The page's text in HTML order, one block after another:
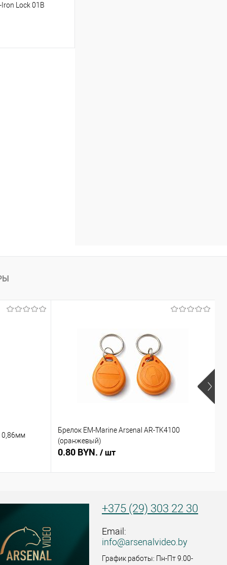
Lock 01B
0,86мм
Брелок EM-Marine Arsenal AR-TK4100
(оранжевый)
0.80 BYN. / шт
+375 (29) 303 22 30
Email:
info@arsenalvideo.by
График работы: Пн-Пт 9.00-